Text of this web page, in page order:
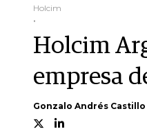
Holcim
.
Holcim
empresa
Gonzalo Andrés Castillo